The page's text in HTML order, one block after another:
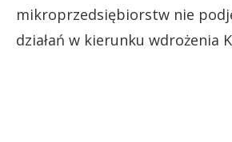
mikroprzedsiębiorstw nie
działań w kierunku wdrożenia